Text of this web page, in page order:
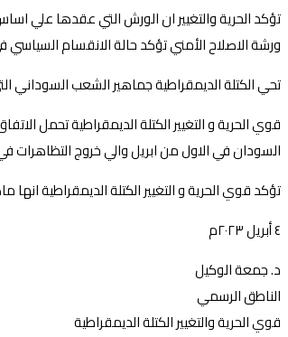
تؤكد الحرية والتغيير ان الورش التي عقدها علي
ورشة الاصلاح الأمني تؤكد حالة الانقسام السياسي
تحي الكتلة الديمقراطية جماهير الشعب السوداني
قوي الحرية و التغيير الكتلة الديمقراطية تحمل
السودان في الاول من ابريل والي خروج
تؤكد قوي الحرية و التغيير الكتلة الديمقراطية
٤ أبريل ٢٠٢٣م
د. جمعة الوكيل
الناطق الرسمي
قوي الحرية والتغيير الكتلة الديمقراطية